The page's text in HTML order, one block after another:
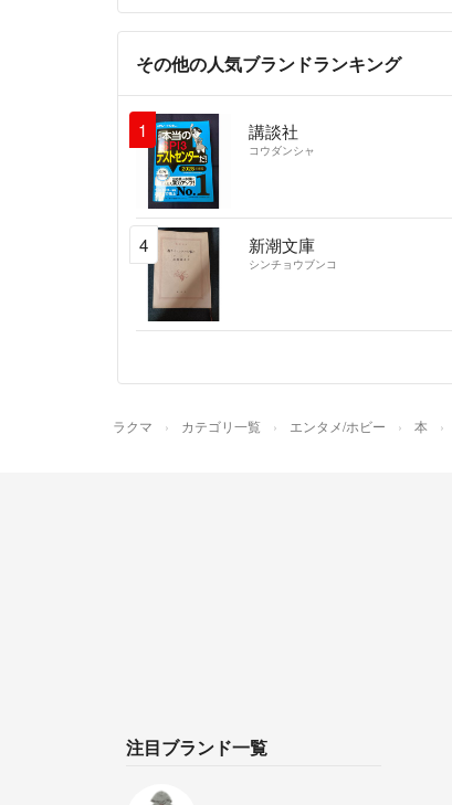
その他の人気ブランドランキング
1 講談社
コウダンシャ
4 新潮文庫
シンチョウブンコ
ラクマ カテゴリ一覧 エンタメ/ホビー 本
注目ブランド一覧